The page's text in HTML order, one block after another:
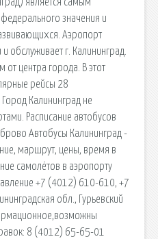
значения и
Аэропорт
обслуживает г. Калининград.
центра города. В этот
рейсы 28
Калининград не
Расписание автобусов
Автобусы Калининград -
маршрут, цены, время в
самолётов в аэропорту
+7 (4012) 610-610, +7
обл., Гурьевский
8 (4012) 65-65-01